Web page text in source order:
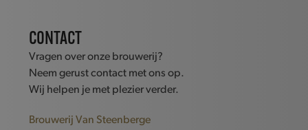
CONTACT
Vragen over onze brouwerij?
Neem gerust contact met ons op.
Wij helpen je met plezier verder.
Brouwerij Van Steenberge